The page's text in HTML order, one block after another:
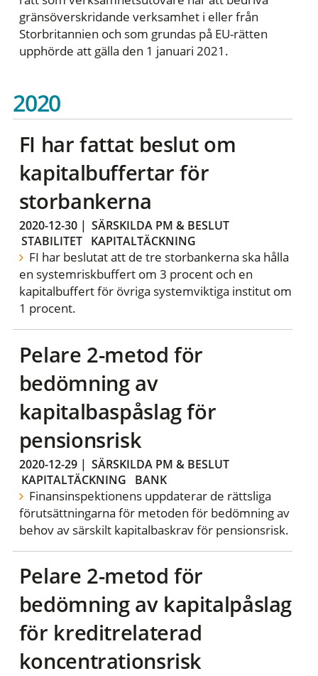
gränsöverskridande verksamhet i eller från
Storbritannien och som grundas på EU-rätten
upphörde att gälla den 1 januari 2021.
2020
FI har fattat beslut om
kapitalbuffertar för
storbankerna
2020-12-30| SÄRSKILDA PM & BESLUT
STABILITET
KAPITALTÄCKNING
FI har beslutat att de tre storbankerna ska hålla
en systemriskbuffert om 3 procent och en
kapitalbuffert för övriga systemviktiga institut om
1 procent.
Pelare 2-metod för
bedömning av
kapitalbaspåslag för
pensionsrisk
2020-12-29| SÄRSKILDA PM & BESLUT
KAPITALTÄCKNING
BANK
Finansinspektionens uppdaterar de rättsliga
förutsättningarna för metoden för bedömning av
behov av särskilt kapitalbaskrav för pensionsrisk.
Pelare 2-metod för
bedömning av kapitalpåslag
för kreditrelaterad
koncentrationsrisk